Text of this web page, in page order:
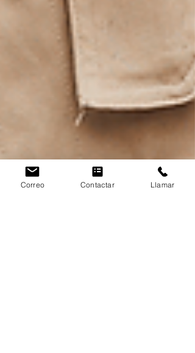
Correo Contactar Llamar